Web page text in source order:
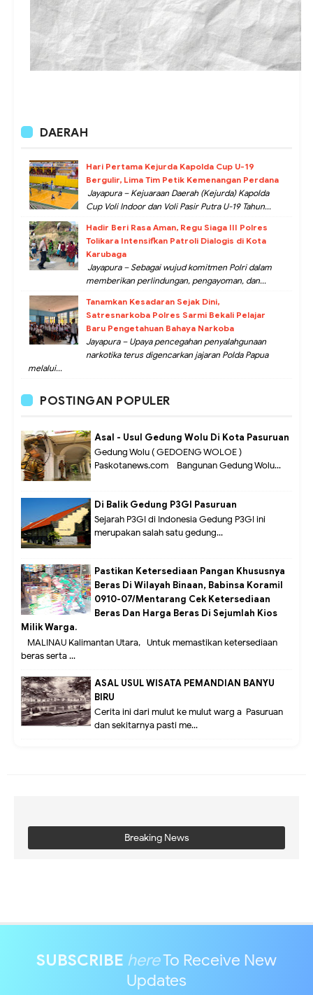
DAERAH
Hari Pertama Kejurda Kapolda Cup U-19
Bergulir, Lima Tim Petik Kemenangan Perdana
Jayapura – Kejuaraan Daerah (Kejurda) Kapolda
Cup Voli Indoor dan Voli Pasir Putra U-19 Tahun...
Hadir Beri Rasa Aman, Regu Siaga III Polres
Tolikara Intensifkan Patroli Dialogis di Kota
Karubaga
Jayapura – Sebagai wujud komitmen Polri dalam
memberikan perlindungan, pengayoman, dan...
Tanamkan Kesadaran Sejak Dini,
Satresnarkoba Polres Sarmi Bekali Pelajar
Baru Pengetahuan Bahaya Narkoba
Jayapura – Upaya pencegahan penyalahgunaan
narkotika terus digencarkan jajaran Polda Papua
melalui...
POSTINGAN POPULER
Asal - Usul Gedung Wolu Di Kota Pasuruan
Gedung Wolu ( GEDOENG WOLOE )
Paskotanews.com - Bangunan Gedung Wolu...
Di Balik Gedung P3GI Pasuruan
Sejarah P3GI di Indonesia Gedung P3GI ini
merupakan salah satu gedung...
Pastikan Ketersediaan Pangan Khususnya
Beras Di Wilayah Binaan, Babinsa Koramil
0910-07/Mentarang Cek Ketersediaan
Beras Dan Harga Beras Di Sejumlah Kios
Milik Warga.
MALINAU Kalimantan Utara,- Untuk memastikan ketersediaan
beras serta ...
ASAL USUL WISATA PEMANDIAN BANYU
BIRU
Cerita ini dari mulut ke mulut warg a Pasuruan
dan sekitarnya pasti me...
Breaking News
SUBSCRIBE hereTo Receive New
Updates